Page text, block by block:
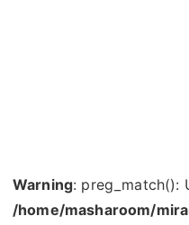
Warning: preg_match():
/home/masharoom/